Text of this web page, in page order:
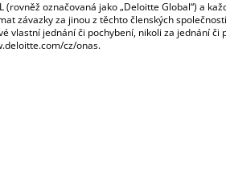
(rovněž označovaná jako „Deloitte Global“) a
závazky za jinou z těchto členských
vlastní jednání či pochybení, nikoli za jednání
cz/onas.